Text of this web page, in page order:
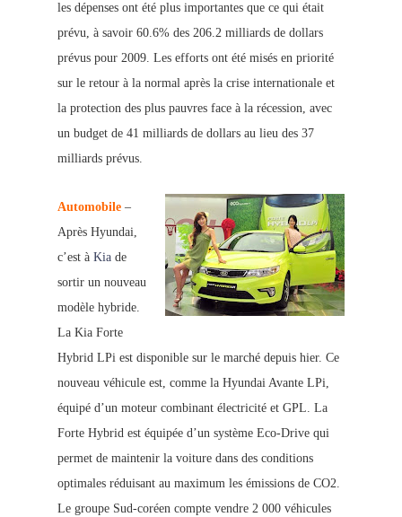
les dépenses ont été plus importantes que ce qui était
prévu, à savoir 60.6% des 206.2 milliards de dollars
prévus pour 2009. Les efforts ont été misés en priorité
sur le retour à la normal après la crise internationale et
la protection des plus pauvres face à la récession, avec
un budget de 41 milliards de dollars au lieu des 37
milliards prévus.
Automobile –
Après Hyundai,
c’est à Kia de
sortir un nouveau
modèle hybride.
La Kia Forte
Hybrid LPi est disponible sur le marché depuis hier. Ce
nouveau véhicule est, comme la Hyundai Avante LPi,
équipé d’un moteur combinant électricité et GPL. La
Forte Hybrid est équipée d’un système Eco-Drive qui
permet de maintenir la voiture dans des conditions
optimales réduisant au maximum les émissions de CO2.
Le groupe Sud-coréen compte vendre 2 000 véhicules